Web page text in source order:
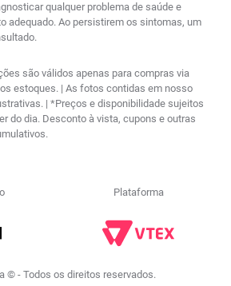
qualquer problema de saúde e
adequado. Ao persistirem os sintomas, um
são válidos apenas para compras via
estoques. | As fotos contidas em nosso
| *Preços e disponibilidade sujeitos
do dia. Desconto à vista, cupons e outras
Plataforma
© - Todos os direitos reservados.